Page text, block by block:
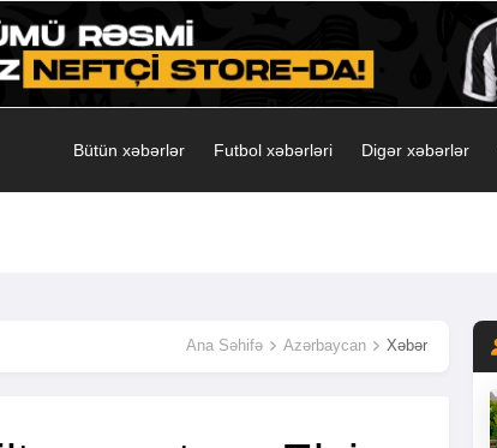
Bütün xəbərlər Futbol xəbərləri Digər xəbərlər
Ana Səhifə Azərbaycan Xəbər